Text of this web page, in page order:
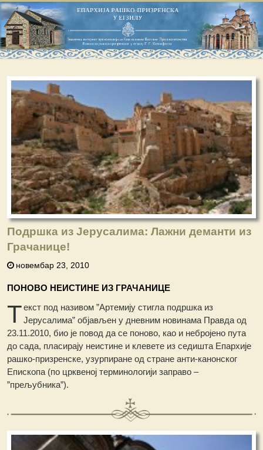
Подршка из Јерусалима: Лажни деманти из
Грачанице!
новембар 23, 2010
ПОНОВО НЕИСТИНЕ ИЗ ГРАЧАНИЦЕ
Текст под називом ”Артемију стигла подршка из
Јерусалима” објављен у дневним новинама Правда од
23.11.2010, био је повод да се поново, као и небројено пута
до сада, пласирају неистине и клевете из седишта Епархије
рашко-призренске, узурпиране од стране анти-канонског
Епископа (по црквеној терминологији заправо –
”прељубника”).